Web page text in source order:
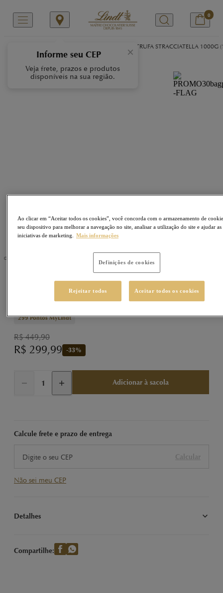
×
Informe seu CEP
Veja frete, prazos e produtos
disponíveis na sua região.
0
LINDOR TRUFA STRACCIATELLA 1000G
Sku77770153
LINDOR Trufa Stracciatella 1000g (1kg)
299Pontos MyLindt
R$ 449,90
R$ 299,99 -33%
Adicionar à sacola
Calcule frete e prazo de entrega
Calcular
Não sei meu CEP
Detalhes
cremoso. Imagem meramente ilustrativa.
Compartilhe:
Ao clicar em “Aceitar todos os cookies”, você concorda com o armazenamento de
seu dispositivo para melhorar a navegação no site, analisar a utilização do site e ajudar as
iniciativas de marketing.
Mais informações
Definições de cookies
Rejeitar todos Aceitar todos os cookies